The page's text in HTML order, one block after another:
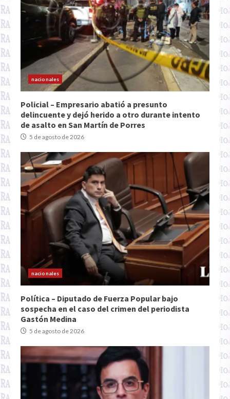
nacionales
Policial – Empresario abatió a presunto
delincuente y dejó herido a otro durante intento
de asalto en San Martín de Porres
5 de agosto de 2026
nacionales
Política – Diputado de Fuerza Popular bajo
sospecha en el caso del crimen del periodista
Gastón Medina
5 de agosto de 2026